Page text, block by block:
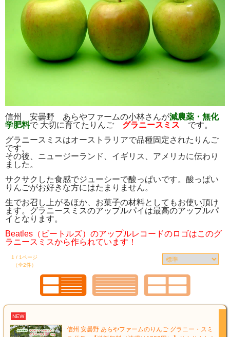
信州 安曇野 あらやファームの小林さんが減農薬・無化
学肥料で 大切に育てたりんご グラニースミス です。
グラニースミスはオーストラリアで品種固定されたりんご
です。
その後、ニュージーランド、イギリス、アメリカに伝わり
ました。
サクサクした食感でジューシーで酸っぱいです。酸っぱい
りんごがお好きな方にはたまりません。
生でお召し上がるほか、お菓子の材料としてもお使い頂け
ます。グラニースミスのアップルパイは最高のアップルパ
イとなります。
Beatles（ビートルズ）のアップルレコードのロゴはこのグ
ラニースミスから作られています！
1 / 1ページ
（全2件）
NEW
信州 安曇野 あらやファームのりんご グラニー・スミ